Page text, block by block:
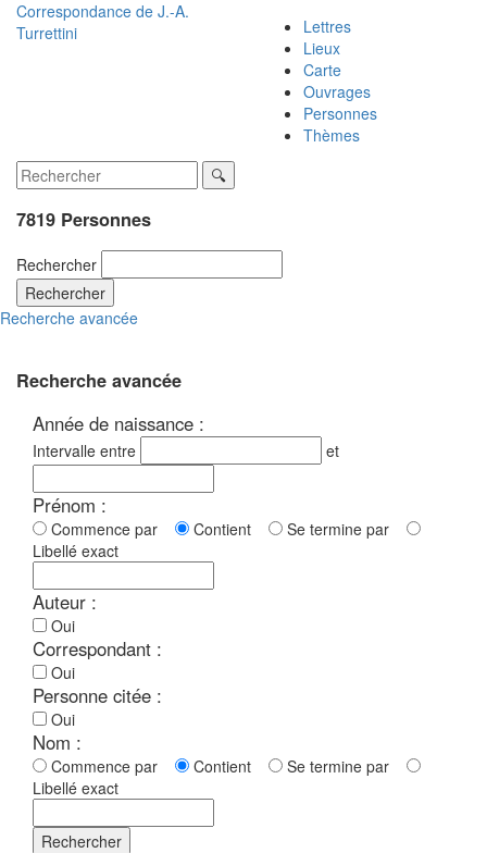
Correspondance de J.-A.
Turrettini
Lettres
Lieux
Carte
Ouvrages
Personnes
Thèmes
7819 Personnes
Rechercher
Rechercher
Recherche avancée
Recherche avancée
Année de naissance :
Intervalle entre et
Prénom :
Commence par Contient
Se termine par
Libellé exact
Auteur :
Oui
Correspondant :
Oui
Personne citée :
Oui
Nom :
Commence par Contient
Se termine par
Libellé exact
Rechercher